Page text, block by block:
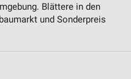
Blättere in den
und Sonderpreis